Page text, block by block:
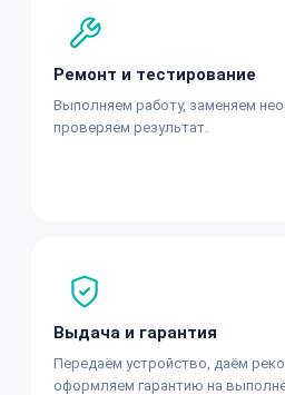
Ремонт и тестирование
Выполняем работу, заменяем
проверяем результат.
Выдача и гарантия
Передаём устройство, даём
оформляем гарантию на